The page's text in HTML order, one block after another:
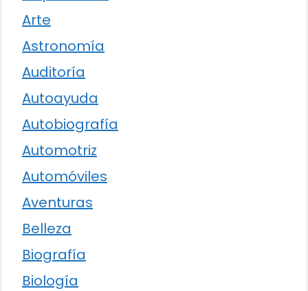
Arte
Astronomía
Auditoría
Autoayuda
Autobiografía
Automotriz
Automóviles
Aventuras
Belleza
Biografía
Biología